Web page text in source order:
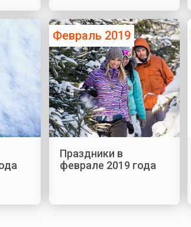
Февраль 2019
Праздники в
феврале 2019 года